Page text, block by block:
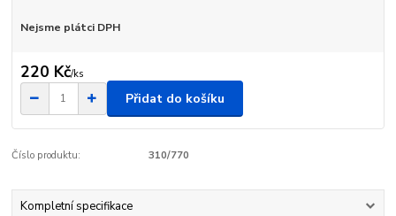
Nejsme plátci DPH
220 Kč/ks
Přidat do košíku
Číslo produktu: 310/770
Kompletní specifikace